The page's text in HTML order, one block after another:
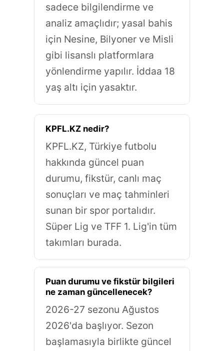
sadece bilgilendirme ve
analiz amaçlıdır; yasal bahis
için Nesine, Bilyoner ve Misli
gibi lisanslı platformlara
yönlendirme yapılır. İddaa 18
yaş altı için yasaktır.
KPFL.KZ nedir?
KPFL.KZ, Türkiye futbolu
hakkında güncel puan
durumu, fikstür, canlı maç
sonuçları ve maç tahminleri
sunan bir spor portalıdır.
Süper Lig ve TFF 1. Lig'in tüm
takımları burada.
Puan durumu ve fikstür bilgileri
ne zaman güncellenecek?
2026-27 sezonu Ağustos
2026'da başlıyor. Sezon
başlamasıyla birlikte güncel